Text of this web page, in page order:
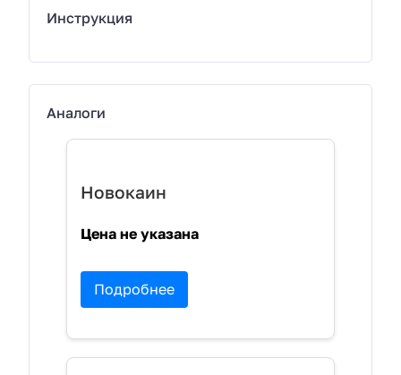
Инструкция
Аналоги
Новокаин
Цена не указана
Подробнее